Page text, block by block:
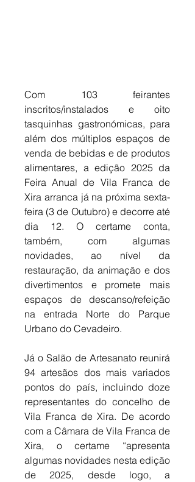
Com 103 feirantes
inscritos/instalados e oito
tasquinhas gastronómicas, para
além dos múltiplos espaços de
venda de bebidas e de produtos
alimentares, a edição 2025 da
Feira Anual de Vila Franca de
Xira arranca já na próxima sexta-
feira (3 de Outubro) e decorre até
dia 12. O certame conta,
também, com algumas
novidades, ao nível da
restauração, da animação e dos
divertimentos e promete mais
espaços de descanso/refeição
na entrada Norte do Parque
Urbano do Cevadeiro.
Já o Salão de Artesanato reunirá
94 artesãos dos mais variados
pontos do país, incluindo doze
representantes do concelho de
Vila Franca de Xira. De acordo
com a Câmara de Vila Franca de
Xira, o certame “apresenta
algumas novidades nesta edição
de 2025, desde logo, a